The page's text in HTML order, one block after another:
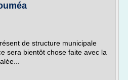
de structure municipale
sera bientôt chose faite avec la